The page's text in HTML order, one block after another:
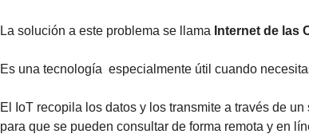
La solución a este problema se llama Internet de las
Es una tecnología  especialmente útil cuando
El IoT recopila los datos y los transmite a través de
para que se pueden consultar de forma remota y en